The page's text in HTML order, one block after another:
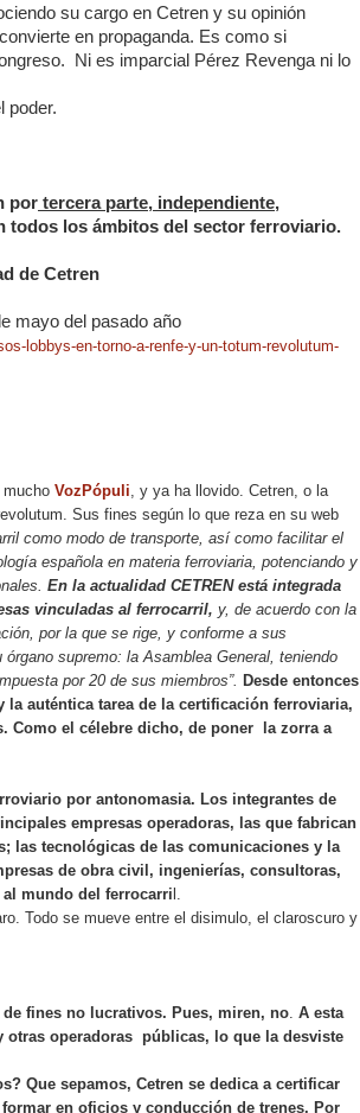
su cargo en Cetren y su opinión
en propaganda. Es como si
Ni es imparcial Pérez Revenga ni lo
poder.
por tercera parte, independiente,
todos los ámbitos del sector ferroviario.
de Cetren
mayo del pasado año
lobbys-en-torno-a-renfe-y-un-totum-revolutum-
VozPópuli, y ya ha llovido. Cetren, o la
Sus fines según lo que reza en su web
como modo de transporte, así como facilitar el
española en materia ferroviaria, potenciando y
En la actualidad CETREN está integrada
vinculadas al ferrocarril, y, de acuerdo con la
por la que se rige, y conforme a sus
supremo: la Asamblea General, teniendo
por 20 de sus miembros”. Desde entonces
auténtica tarea de la certificación ferroviaria,
Como el célebre dicho, de poner
la zorra a
por antonomasia. Los integrantes de
empresas operadoras, las que fabrican
las tecnológicas de las comunicaciones y la
de obra civil, ingenierías, consultoras,
mundo del ferrocarri l.
Todo se mueve entre el disimulo, el claroscuro y
fines no lucrativos. Pues, miren, no. A esta
otras operadoras públicas, lo que la desviste
Que sepamos, Cetren se dedica a certificar
en oficios y conducción de trenes. Por